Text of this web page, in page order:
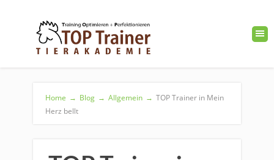
Home → Blog → Allgemein → TOP Trainer in Mein
Herz bellt